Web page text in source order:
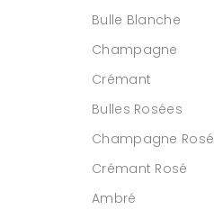
Bulle Blanche
Champagne
Crémant
Bulles Rosées
Champagne Rosé
Crémant Rosé
Ambré